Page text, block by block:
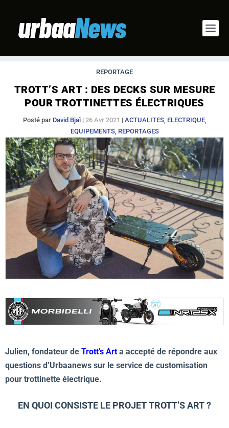
REPORTAGE
TROTT’S ART : DES DECKS SUR MESURE
POUR TROTTINETTES ÉLECTRIQUES
Posté par David Bjaï| 26 Avr 2021 | ACTUALITES, ELECTRIQUE,
EQUIPEMENTS, REPORTAGES
Julien, fondateur de Trott’s Arta accepté de répondre aux
questions d’Urbaanews sur le service de customisation
pour trottinette électrique.
EN QUOI CONSISTE LE PROJET TROTT’S ART ?